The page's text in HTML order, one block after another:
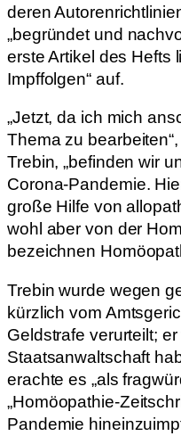
deren
„begründet und
erste Artikel des Hefts
Impffolgen“ auf.
„Jetzt, da ich mich
Thema zu
Trebin, „befinden wir
Corona-Pandemie.
große Hilfe von
wohl aber von der
bezeichnen
Trebin wurde wegen
kürzlich vom
Geldstrafe verurteilt;
Staatsanwaltschaft
erachte es „als
„Homöopathie-
Pandemie